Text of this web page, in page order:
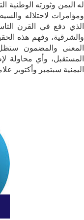
له اليمن وثورته الوطنية
ومؤامرات لاحتلاله
الذي دفع في القرن
والشرقية، وفهم هذه
المعنى والمضمون
‬اليمنية‮ ‬سبتمبر‮ ‬وأكتوبر‮ ‬علامة‮ ‬فارقة‮ ‬ومشرقة‮ ‬في‮ ‬تاريخنا‮ ‬الوطني‮.‬‬‬‬‬‬‬‬‬‬‬‬‬‬‬‬‬‬‬‬‬‬‬‬‬‬‬‬‬‬‬‬‬‬‬‬‬‬‬‬‬‬‬